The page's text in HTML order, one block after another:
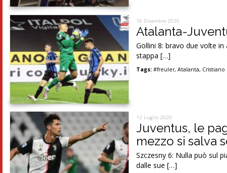
16 Dicembre 2020
Atalanta-
Gollini 8: bravo due volte
stappa […]
Tags: #freuler,Atalanta,
12 Luglio 2020
Juventus, le
mezzo si salva
Szczesny 6: Nulla può sul
dalle sue […]